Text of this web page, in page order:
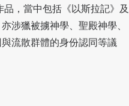
，當中包括《以斯拉記》及
涉獵被擄神學、聖殿神學、
流散群體的身份認同等議